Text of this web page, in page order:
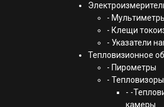
-
- Клещи
- Указатели
Тепловизионное
- Пирометры
- Тепловизоры
- -
камеры